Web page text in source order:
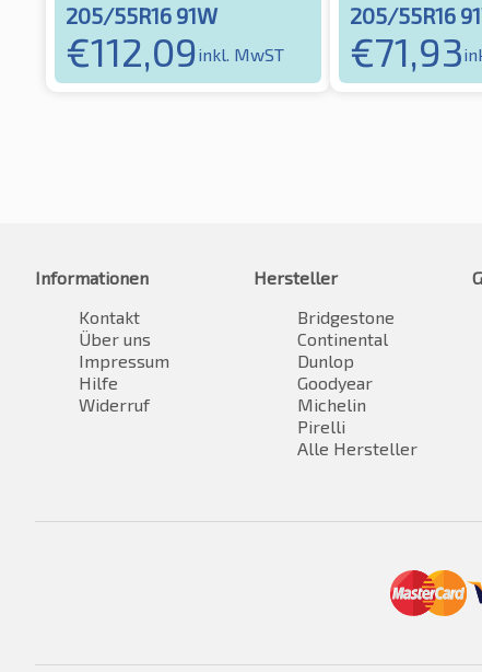
205/55R16 91W
€112,09inkl. MwST
205/55R16
€71,93
Informationen
Kontakt
Über uns
Impressum
Hilfe
Widerruf
Hersteller
Bridgestone
Continental
Dunlop
Goodyear
Michelin
Pirelli
Alle Hersteller